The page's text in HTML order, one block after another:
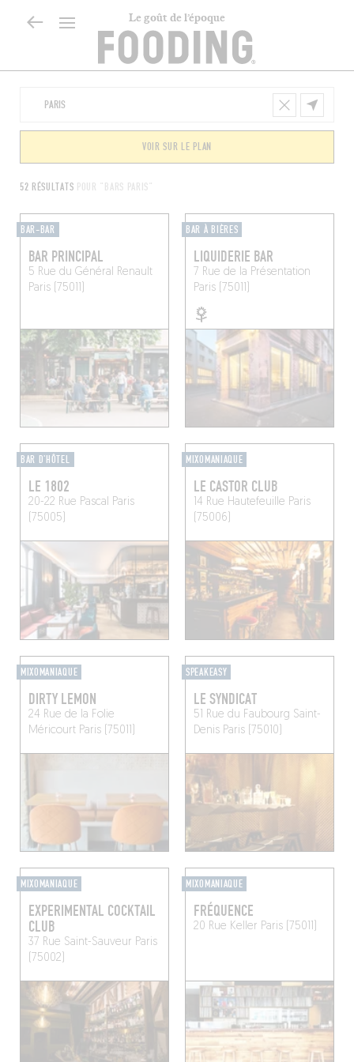
Le goût de l’époque
52 RÉSULTATS POUR "BARS PARIS"
VOIR SUR LE PLAN
BAR-BAR
BAR PRINCIPAL
5 Rue du Général Renault
Paris (75011)
BAR À BIÈRES
LIQUIDERIE BAR
7 Rue de la Présentation
Paris (75011)
BAR D'HÔTEL
LE 1802
20-22 Rue Pascal Paris
(75005)
MIXOMANIAQUE
LE CASTOR CLUB
14 Rue Hautefeuille Paris
(75006)
MIXOMANIAQUE
DIRTY LEMON
24 Rue de la Folie
MéricourtParis (75011)
SPEAKEASY
LE SYNDICAT
51 Rue du Faubourg Saint-
Denis Paris (75010)
MIXOMANIAQUE
EXPERIMENTAL COCKTAIL
CLUB
37 Rue Saint-Sauveur Paris
(75002)
MIXOMANIAQUE
FRÉQUENCE
20 Rue Keller Paris (75011)